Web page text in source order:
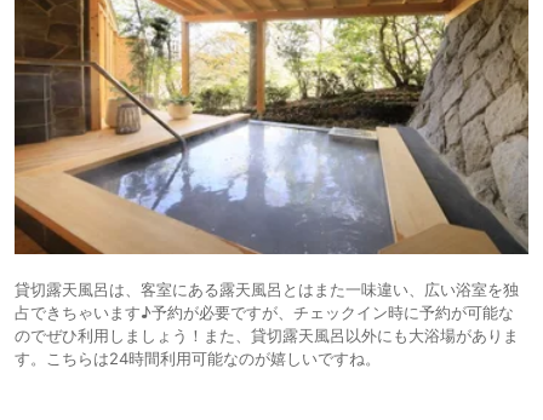
貸切露天風呂は、客室にある露天風呂とはまた一味違い、広い浴室を独
占できちゃいます♪予約が必要ですが、チェックイン時に予約が可能な
のでぜひ利用しましょう！また、貸切露天風呂以外にも大浴場がありま
す。こちらは24時間利用可能なのが嬉しいですね。